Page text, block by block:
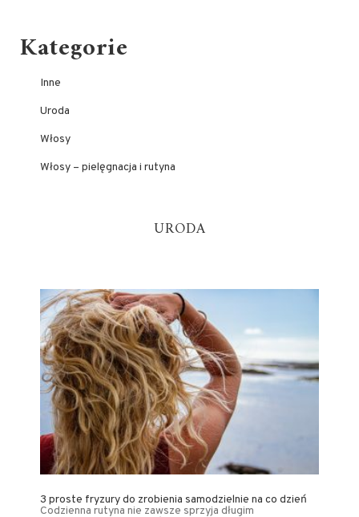
Kategorie
Inne
Uroda
Włosy
Włosy – pielęgnacja i rutyna
URODA
3 proste fryzury do zrobienia samodzielnie na co dzień
Codzienna rutyna nie zawsze sprzyja długim